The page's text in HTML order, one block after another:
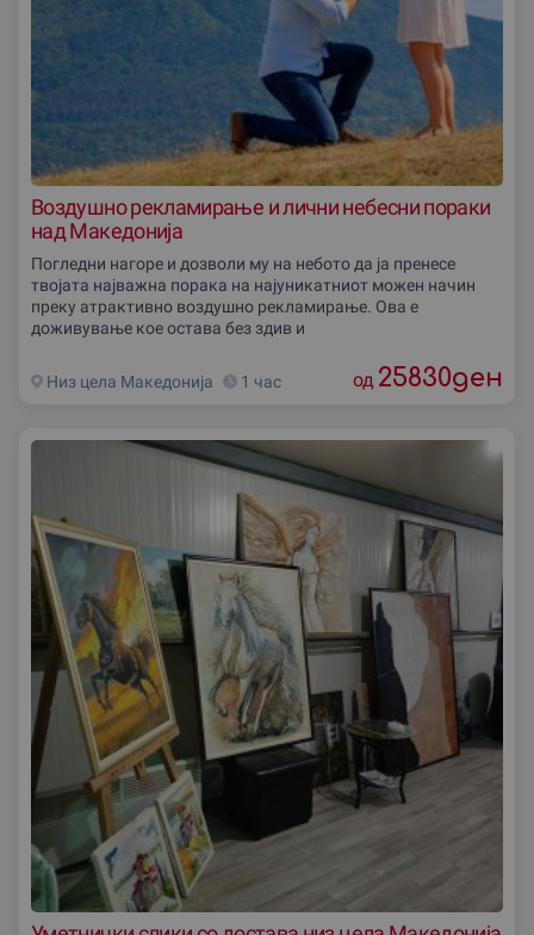
Воздушно рекламирање и лични небесни пораки
над Македонија
Погледни нагоре и дозволи му на небото да ја пренесе
твојата најважна порака на најуникатниот можен начин
преку атрактивно воздушно рекламирање. Ова е
доживување кое остава без здив и
Низ цела Македониjа 1 час од 25830ден